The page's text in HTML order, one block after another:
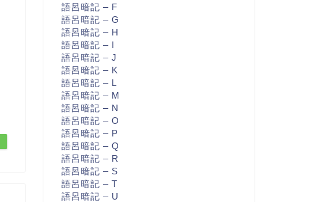
語呂暗記 – F
語呂暗記 – G
語呂暗記 – H
語呂暗記 – I
語呂暗記 – J
語呂暗記 – K
語呂暗記 – L
語呂暗記 – M
語呂暗記 – N
語呂暗記 – O
語呂暗記 – P
語呂暗記 – Q
語呂暗記 – R
語呂暗記 – S
語呂暗記 – T
語呂暗記 – U